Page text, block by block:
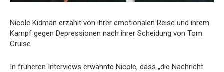
Nicole Kidman erzählt von ihrer emotionalen Reise und ihrem
Kampf gegen Depressionen nach ihrer Scheidung von Tom
Cruise.
In früheren Interviews erwähnte Nicole, dass „die Nachricht